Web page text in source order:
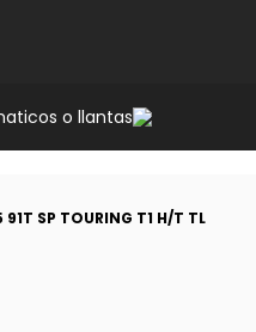
o llantas
SP TOURING T1 H/T TL